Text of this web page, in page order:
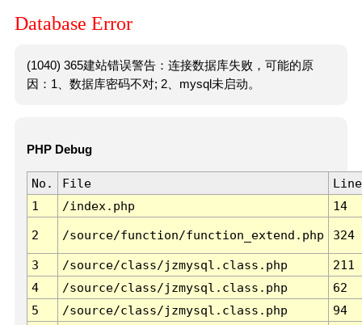
Database Error
(1040) 365建站错误警告：连接数据库失败，可能的原
因：1、数据库密码不对; 2、mysql未启动。
PHP Debug
No. File
Line
1
/index.php 14
2 /source/function/function_extend.php 324
3 /source/class/jzmysql.class.php
211
4
/source/class/jzmysql.class.php
62
5
/source/class/jzmysql.class.php
94